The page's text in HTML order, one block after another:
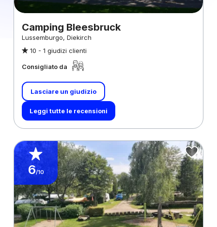
Camping Bleesbruck
Lussemburgo, Diekirch
10 - 1 giudizi clienti
Consigliato da
Lasciare un giudizio
Leggi tutte le recensioni
6/10